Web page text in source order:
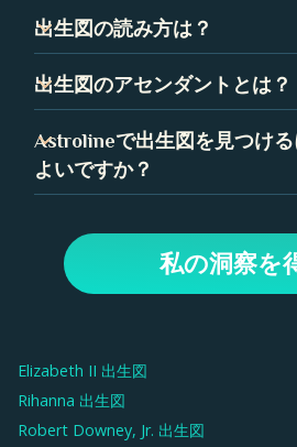
これらの記号の組み合わせは、あなた
ついて多くを語っています。
出生図は、あなたが生まれた正確な時
づいて計算されます。出生図の精度
出生図の読み方は？
出生図を読むことは最初は気が遠くな
しれませんが、いくつかの簡単な要
っており、Astrolineでは、各要素の詳
ことができます。
出生図のアセンダントとは？
アセンダント、つまり上昇宮は、あ
東の地平線上に昇っていた星座です
は、アセンダントはあなたの人生に対
Astrolineで出生図を見つける
よいですか？
成します。次に、「出生図」タブに
解釈を表示します。上部のオプショ
ハウス、毎日の通過など、チャート
私の洞察を
Elizabeth II 出生図
Rihanna 出生図
Robert Downey, Jr. 出生図